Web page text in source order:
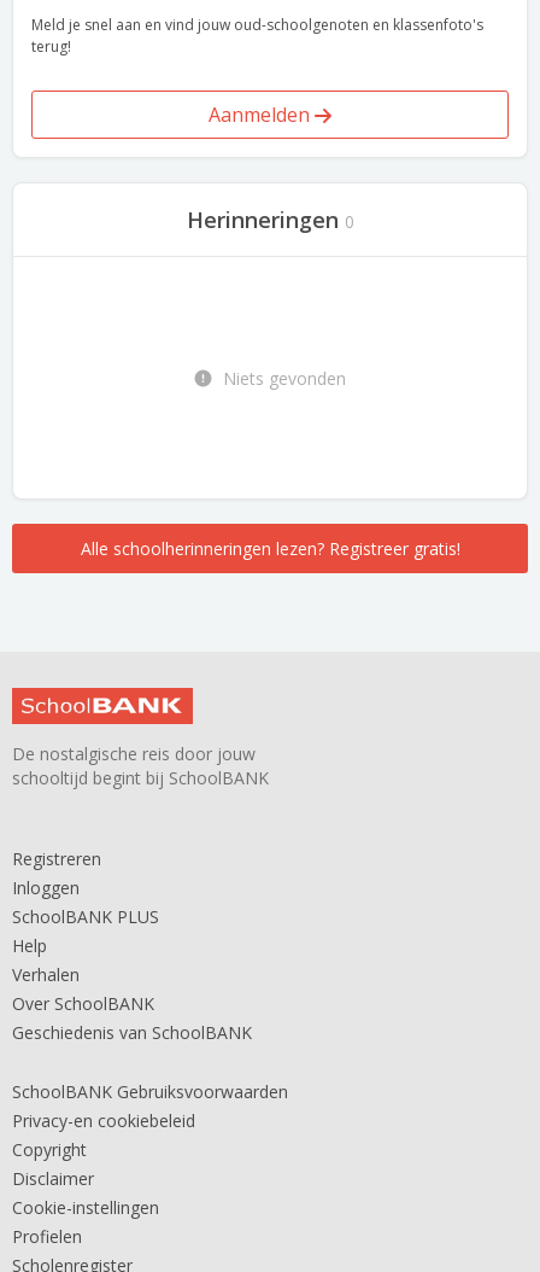
Meld je snel aan en vind jouw oud-schoolgenoten en klassenfoto's
terug!
Aanmelden
Herinneringen 0
Niets gevonden
Alle schoolherinneringen lezen? Registreer gratis!
De nostalgische reis door jouw
schooltijd begint bij SchoolBANK
Registreren
Inloggen
SchoolBANK PLUS
Help
Verhalen
Over SchoolBANK
Geschiedenis van SchoolBANK
SchoolBANK Gebruiksvoorwaarden
Privacy-en cookiebeleid
Copyright
Disclaimer
Cookie-instellingen
Profielen
Scholenregister